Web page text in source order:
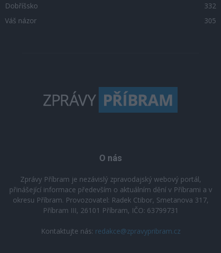
Dobříšsko
332
Váš názor
305
O nás
Zprávy Příbram je nezávislý zpravodajský webový portál,
přinášející informace především o aktuálním dění v Příbrami a v
okresu Příbram. Provozovatel: Radek Ctibor, Smetanova 317,
Příbram III, 26101 Příbram, IČO: 63799731
Kontaktujte nás: redakce@zpravypribram.cz